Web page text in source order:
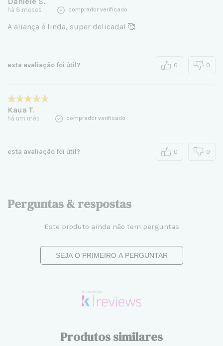
há 8 meses comprador verificado
A aliança é linda, super delicada! 🥰
esta avaliação foi útil? 0 0
Kaua T.
há um mês comprador verificado
esta avaliação foi útil? 0 0
Perguntas & respostas
Este produto ainda não tem perguntas
SEJA O PRIMEIRO A PERGUNTAR
Produtos similares